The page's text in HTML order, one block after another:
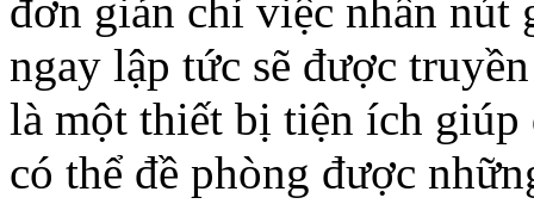
đơn giản chỉ việc nhấn
ngay lập tức sẽ được
là một thiết bị tiện ích
có thể đề phòng được